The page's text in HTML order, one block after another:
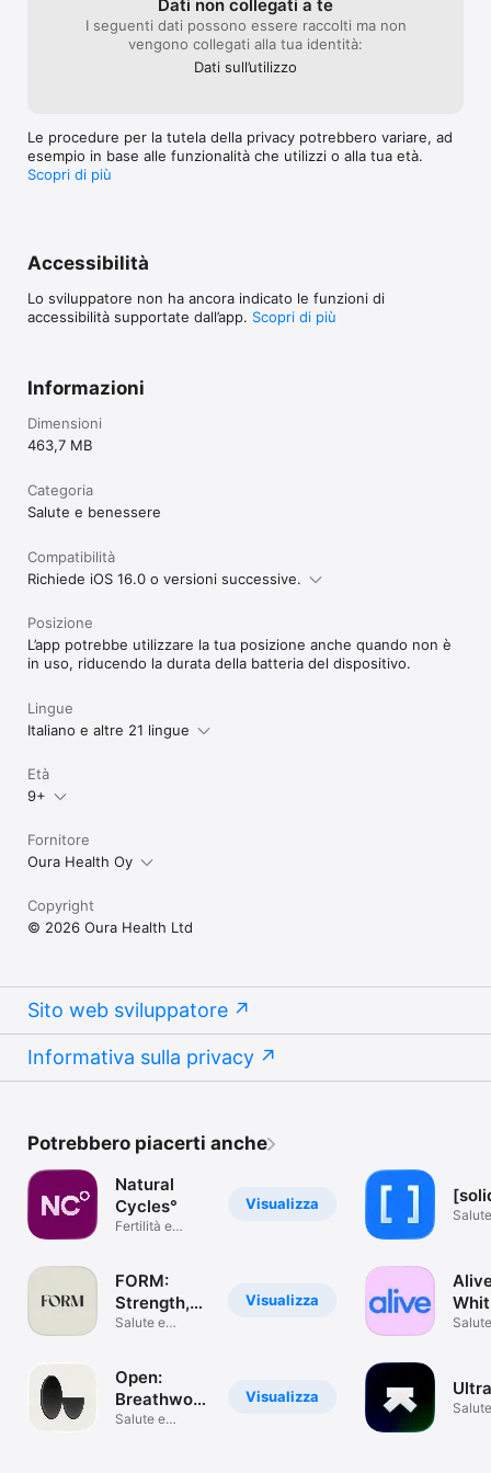
patologie. Oura Ring è progettato esclusivamente a scopi di
fitness e benessere generale. Ti raccomandiamo di non
modificare in alcun modo terapie farmacologiche, routine
quotidiane, alimentazione, orari di sonno o allenamenti senza
Dati non collegati a te
I seguenti dati possono essere raccolti ma non
vengono collegati alla tua identità:
Dati sull’utilizzo
Le procedure per la tutela della privacy potrebbero variare, ad
esempio in base alle funzionalità che utilizzi o alla tua età.
Scopri di più
Accessibilità
Lo sviluppatore non ha ancora indicato le funzioni di
accessibilità supportate dall’app. Scopri di più
Informazioni
Dimensioni
463,7 MB
Categoria
Salute e benessere
Compatibilità
Richiede iOS 16.0 o versioni successive.
Posizione
L’app potrebbe utilizzare la tua posizione anche quando non è
in uso, riducendo la durata della batteria del dispositivo.
Lingue
Italiano e altre 21 lingue
Età
9+
Fornitore
Oura Health Oy
Copyright
© 2026 Oura Health Ltd
Sito web sviluppatore
Informativa sulla privacy
Potrebbero piacerti anche
Visualizza
Natural
Cycles°
Fertilità e
Visualizza
FORM:
Strength,
Pilates,
Salute e
Visualizza
Open:
Breathwork
+
Salute e